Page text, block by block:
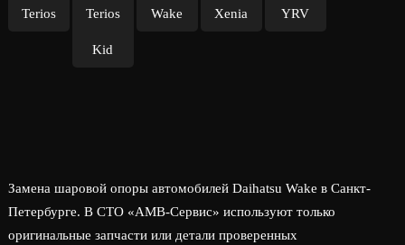
Terios Terios
Kid
Wake Xenia YRV
Замена шаровой опоры автомобилей Daihatsu Wake в Санкт-
Петербурге. В СТО «АМВ-Сервис» используют только
оригинальные запчасти или детали проверенных